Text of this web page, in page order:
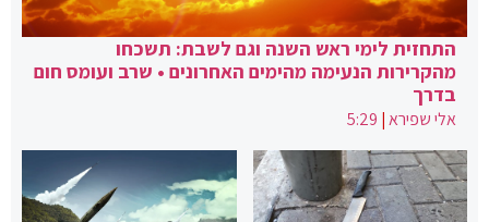
התחזית לימי ראש השנה וגם לשבת: תשכחו
מהקרירות הנעימה מהימים האחרונים • שרב ועומס חום
בדרך
אלי שפירא|
5:29